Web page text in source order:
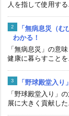
人を指して使用する
「無病息災（
わかる！
「無病息災」の意
健康に暮らすことを
「野球殿堂入
「野球殿堂入り」
展に大きく貢献した